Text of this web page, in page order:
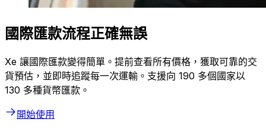
國際匯款流程正確無誤
Xe 讓國際匯款變得簡單。提前查看所有價格，獲取可靠的交
貨預估，並即時追蹤每一次運輸。支援向 190 多個國家以
130 多種貨幣匯款。
開始使用